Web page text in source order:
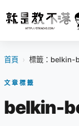
首頁 › 標籤：belkin-
文章標籤
belkin-